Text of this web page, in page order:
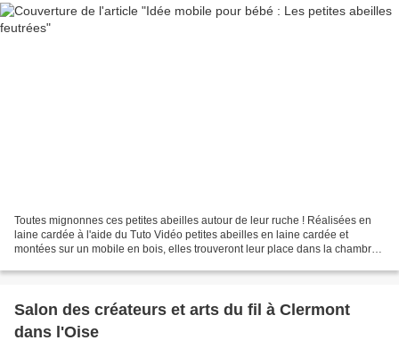
Toutes mignonnes ces petites abeilles autour de leur ruche ! Réalisées en
laine cardée à l'aide du Tuto Vidéo petites abeilles en laine cardée et
montées sur un mobile en bois, elles trouveront leur place dans la chambre
Salon des créateurs et arts du fil à Clermont
dans l'Oise